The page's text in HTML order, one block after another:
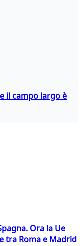
il campo largo è
Ora la Ue
tra Roma e Madrid